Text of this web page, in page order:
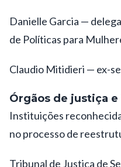
Danielle Garcia —
de Políticas para
Claudio Mitidieri — ex-
Órgãos de justiça
Instituições
no processo de
Tribunal de Justiça de